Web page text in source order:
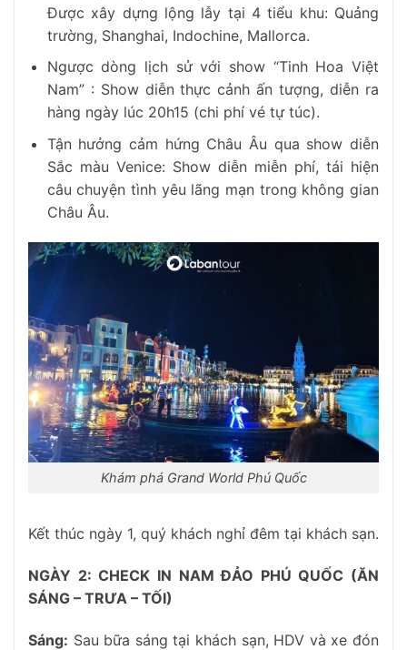
Được xây dựng lộng lẫy tại 4 tiểu khu: Quảng
trường, Shanghai, Indochine, Mallorca.
Ngược dòng lịch sử với show “Tinh Hoa Việt
Nam” : Show diễn thực cảnh ấn tượng, diễn ra
hàng ngày lúc 20h15 (chi phí vé tự túc).
Tận hưởng cảm hứng Châu Âu qua show diễn
Sắc màu Venice: Show diễn miễn phí, tái hiện
câu chuyện tình yêu lãng mạn trong không gian
Châu Âu.
Khám phá Grand World Phú Quốc
Kết thúc ngày 1, quý khách nghỉ đêm tại khách sạn.
NGÀY 2: CHECK IN NAM ĐẢO PHÚ QUỐC (ĂN
SÁNG – TRƯA – TỐI)
Sáng: Sau bữa sáng tại khách sạn, HDV và xe đón